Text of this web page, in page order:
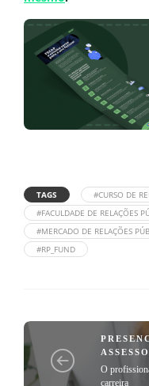
TAGS
#CURSO DE
#FACULDADE DE RELAÇÕES
#MERCADO DE RELAÇÕES
#RP_FUND
O
carreira